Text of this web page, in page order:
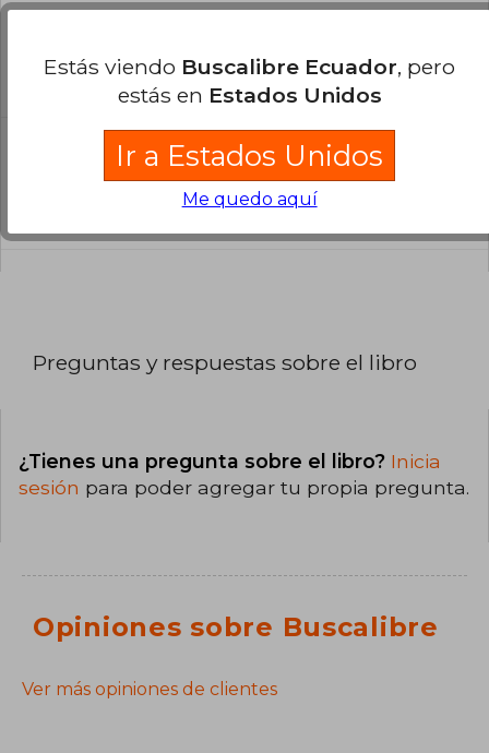
Todos los libros de nuestro
catálogo son Originales.
¿Cuál es la encuadernación de este libro?
La encuadernación de esta edición es Tapa
Preguntas y respuestas sobre el libro
¿Tienes una pregunta sobre el libro? Inicia
sesión para poder agregar tu propia pregunta.
Opiniones sobre Buscalibre
Ver más opiniones de clientes
Estás viendo Buscalibre Ecuador, pero
estás en Estados Unidos
Ir a Estados Unidos
Me quedo aquí